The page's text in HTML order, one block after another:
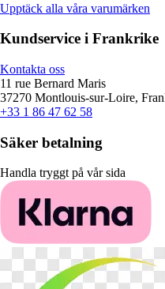
Upptäck alla våra varumärken
Kundservice i Frankrike
Kontakta oss
11 rue Bernard Maris
37270 Montlouis-sur-Loire,
+33 1 86 47 62 58
Säker betalning
Handla tryggt på vår sida